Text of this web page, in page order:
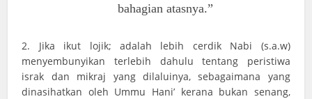
bahagian atasnya.”
2. Jika ikut lojik; adalah lebih cerdik Nabi (s.a.w)
menyembunyikan terlebih dahulu tentang peristiwa
israk dan mikraj yang dilaluinya, sebagaimana yang
dinasihatkan oleh Ummu Hani’ kerana bukan senang,